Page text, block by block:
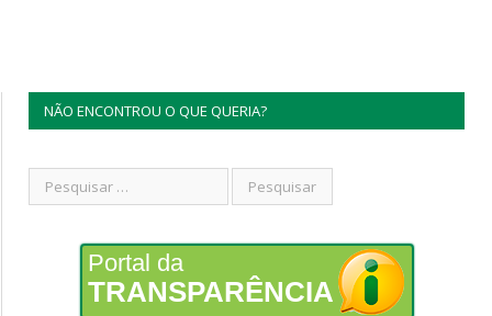
NÃO ENCONTROU O QUE QUERIA?
Portal da
TRANSPARÊNCIA